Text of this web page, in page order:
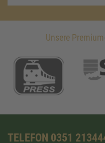
Unsere
TELEFON 0351